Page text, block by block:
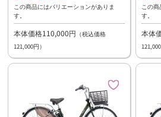
この商品にはバリエーションがありま
す。
本体価格110,000円 （税込価格
121,000円）
この
す。
本体
121,000